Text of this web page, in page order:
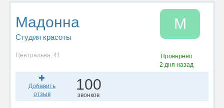
Мадонна
Студия красоты
М
Центральна, 41
Проверено
2 дня назад
Добавить
отзыв
100
звонков